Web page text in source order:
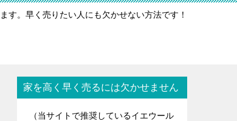
す。早く売りたい人にも欠かせない方法です！
家を高く早く売るには欠かせません
（当サイトで推奨しているイエウール